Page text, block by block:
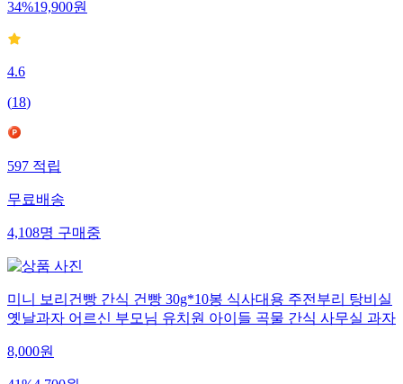
34%19,900원
4.6
(18)
597적립
무료배송
4,108명구매중
미니 보리건빵 간식 건빵 30g*10봉 식사대용 주전부리 탕비실
옛날과자 어르신 부모님 유치원 아이들 곡물 간식 사무실 과자
8,000원